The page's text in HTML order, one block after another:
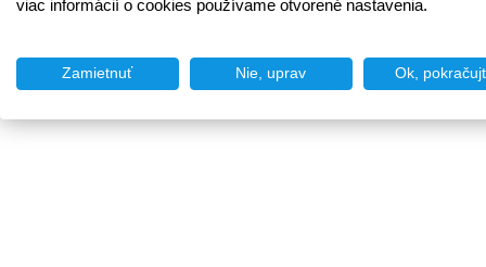
viac informácií o cookies používame otvorené nastavenia.
Zamietnuť Nie, uprav Ok,